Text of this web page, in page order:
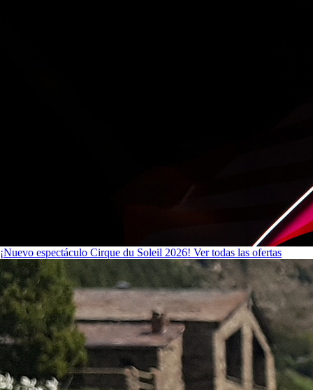
¡Nuevo espectáculo Cirque du Soleil 2026! Ver todas las ofertas